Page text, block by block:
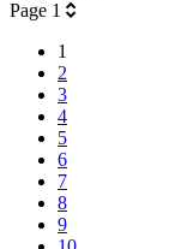
Page 1
1
2
3
4
5
6
7
8
9